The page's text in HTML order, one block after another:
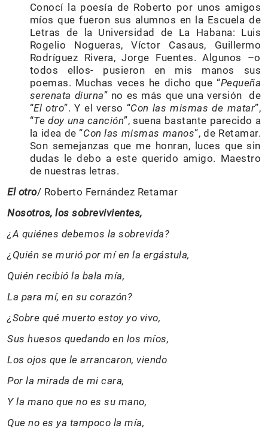
Conocí la poesía de Roberto por unos amigos
míos que fueron sus alumnos en la Escuela de
Letras de la Universidad de La Habana: Luis
Rogelio Nogueras, Víctor Casaus, Guillermo
Rodríguez Rivera, Jorge Fuentes. Algunos –o
todos ellos- pusieron en mis manos sus
poemas. Muchas veces he dicho que “Pequeña
serenata diurna” no es más que una versión de
“El otro”. Y el verso “Con las mismas de matar”,
“Te doy una canción”, suena bastante parecido a
la idea de “Con las mismas manos”, de Retamar.
Son semejanzas que me honran, luces que sin
dudas le debo a este querido amigo. Maestro
de nuestras letras.
El otro/ Roberto Fernández Retamar
Nosotros, los sobrevivientes,
¿A quiénes debemos la sobrevida?
¿Quién se murió por mí en la ergástula,
Quién recibió la bala mía,
La para mí, en su corazón?
¿Sobre qué muerto estoy yo vivo,
Sus huesos quedando en los míos,
Los ojos que le arrancaron, viendo
Por la mirada de mi cara,
Y la mano que no es su mano,
Que no es ya tampoco la mía,